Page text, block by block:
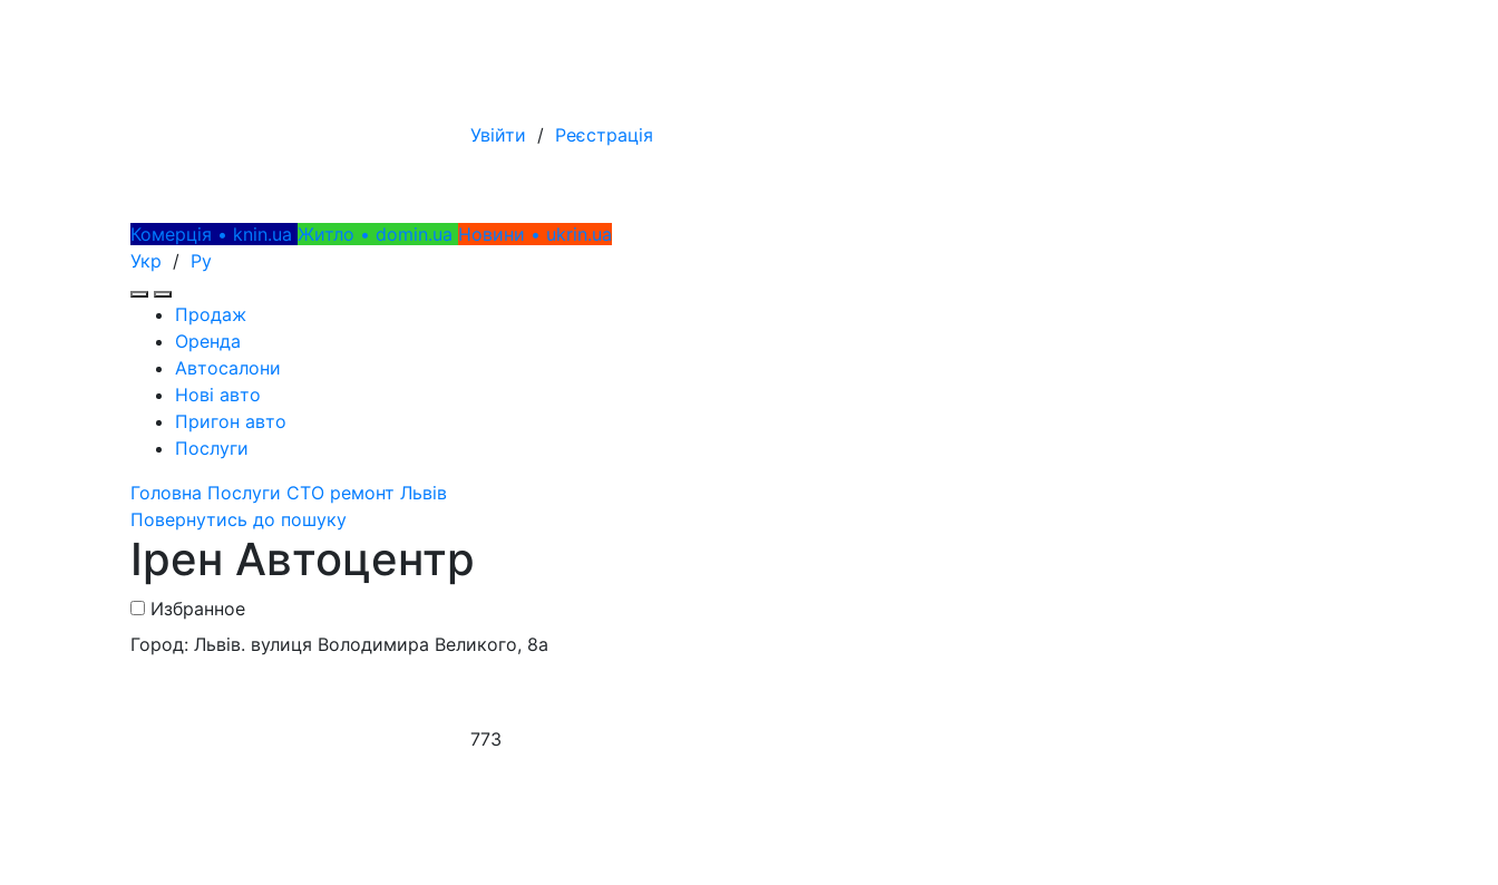
Увійти / Реєстрація
Комерція • knin.ua Житло • domin.ua Новини • ukrin.ua
Укр / Ру
Продаж
Оренда
Автосалони
Нові авто
Пригон авто
Послуги
Головна Послуги СТО ремонт Львів
Повернутись до пошуку
Ірен Автоцентр
Избранное
Город: Львів. вулиця Володимира Великого, 8а
773